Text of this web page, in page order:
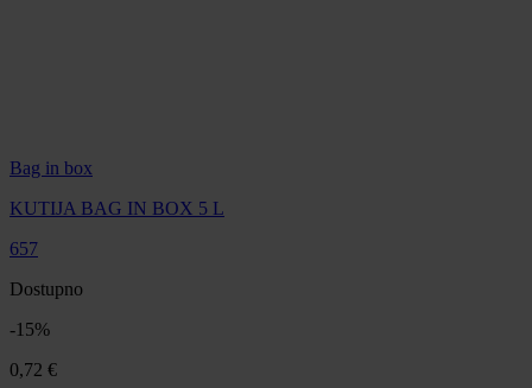
Bag in box
KUTIJA BAG IN BOX 5 L
657
Dostupno
-15%
0,72 €